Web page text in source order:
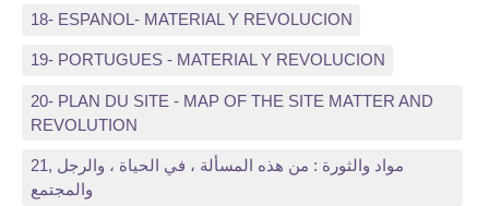
18- ESPANOL- MATERIAL Y REVOLUCION
19- PORTUGUES - MATERIAL Y REVOLUCION
20- PLAN DU SITE - MAP OF THE SITE MATTER AND
REVOLUTION
21, مواد والثورة : من هذه المسألة ، في الحياة ، والرجل
والمجتمع